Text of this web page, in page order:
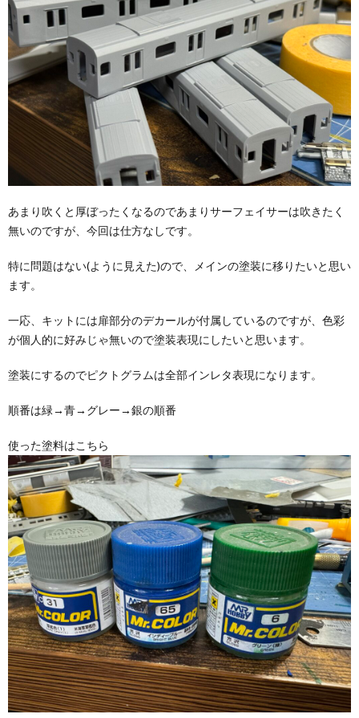
あまり吹くと厚ぼったくなるのであまりサーフェイサーは吹きたく
無いのですが、今回は仕方なしです。
特に問題はない(ように見えた)ので、メインの塗装に移りたいと思い
ます。
一応、キットには扉部分のデカールが付属しているのですが、色彩
が個人的に好みじゃ無いので塗装表現にしたいと思います。
塗装にするのでピクトグラムは全部インレタ表現になります。
順番は緑→青→グレー→銀の順番
使った塗料はこちら